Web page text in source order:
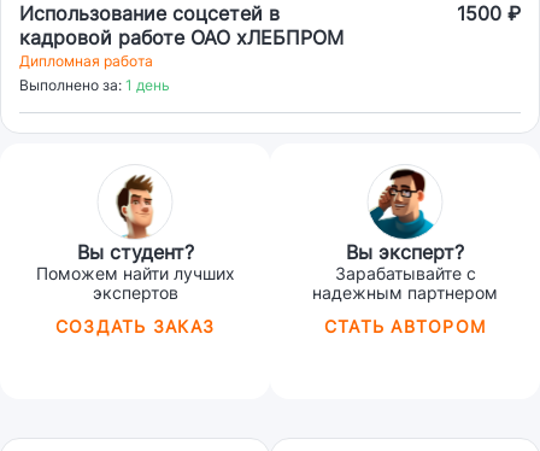
Использование соцсетей в
кадровой работе ОАО хЛЕБПРОМ
1500 ₽
Дипломная работа
Выполнено за: 1 день
Вы студент?
Поможем найти лучших
экспертов
СОЗДАТЬ ЗАКАЗ
Вы эксперт?
Зарабатывайте с
надежным партнером
СТАТЬ АВТОРОМ